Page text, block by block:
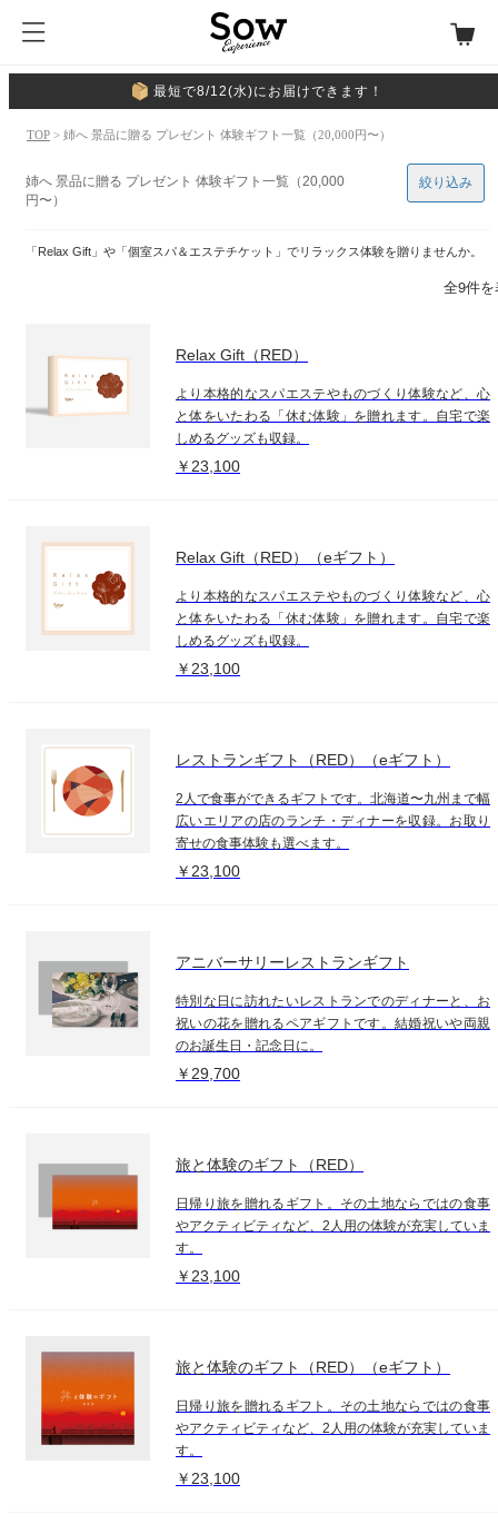
最短で8/12(水)にお届けできます！
TOP > 姉へ 景品に贈る プレゼント 体験ギフト一覧（20,000円〜）
姉へ 景品に贈る プレゼント 体験ギフト一覧（20,000
円〜）
「Relax Gift」や「個室スパ＆エステチケット」でリラックス体験を贈りませんか。
絞り込み
全9件
Relax Gift（RED）
より本格的なスパエステやものづくり体験など、心
と体をいたわる「休む体験」を贈れます。自宅で楽
しめるグッズも収録。
￥23,100
Relax Gift（RED）（eギフト）
より本格的なスパエステやものづくり体験など、心
と体をいたわる「休む体験」を贈れます。自宅で楽
しめるグッズも収録。
￥23,100
レストランギフト（RED）（eギフト）
2人で食事ができるギフトです。北海道〜九州まで幅
広いエリアの店のランチ・ディナーを収録。お取り
寄せの食事体験も選べます。
￥23,100
アニバーサリーレストランギフト
特別な日に訪れたいレストランでのディナーと、お
祝いの花を贈れるペアギフトです。結婚祝いや両親
のお誕生日・記念日に。
￥29,700
旅と体験のギフト（RED）
日帰り旅を贈れるギフト。その土地ならではの食事
やアクティビティなど、2人用の体験が充実していま
す。
￥23,100
旅と体験のギフト（RED）（eギフト）
日帰り旅を贈れるギフト。その土地ならではの食事
やアクティビティなど、2人用の体験が充実していま
す。
￥23,100